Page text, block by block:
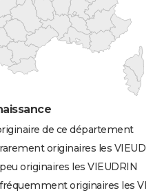
de ce département
originaires les
originaires les VIEUDRIN
originaires les